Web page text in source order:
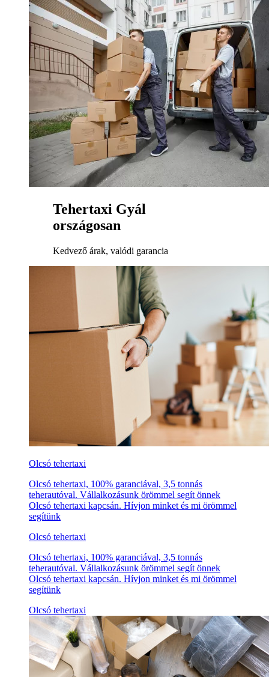
Tehertaxi Gyál
országosan
Kedvező árak, valódi garancia
Olcsó tehertaxi
Olcsó tehertaxi, 100% garanciával, 3,5 tonnás
teherautóval. Vállalkozásunk örömmel segít önnek
Olcsó tehertaxi kapcsán. Hívjon minket és mi örömmel
segítünk
Olcsó tehertaxi
Olcsó tehertaxi, 100% garanciával, 3,5 tonnás
teherautóval. Vállalkozásunk örömmel segít önnek
Olcsó tehertaxi kapcsán. Hívjon minket és mi örömmel
segítünk
Olcsó tehertaxi